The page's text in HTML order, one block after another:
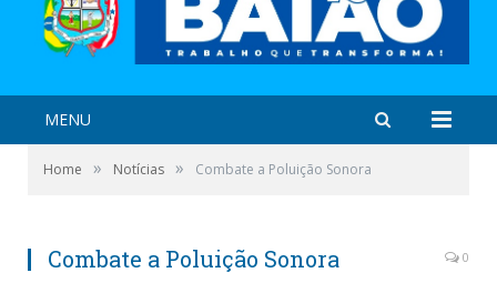
MENU
Home » Notícias » Combate a Poluição Sonora
Combate a Poluição Sonora 0